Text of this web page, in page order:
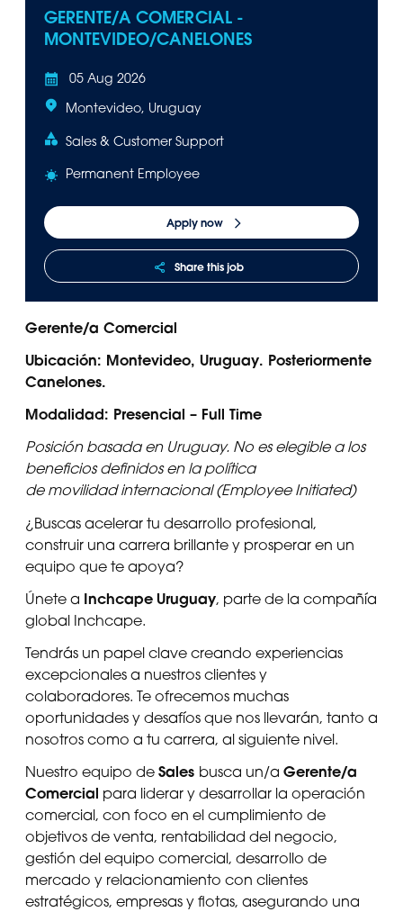
GERENTE/A COMERCIAL -
MONTEVIDEO/CANELONES
05 Aug 2026
Montevideo, Uruguay
Sales & Customer Support
Permanent Employee
Apply now
Share this job
Gerente/a Comercial
Ubicación: Montevideo, Uruguay. Posteriormente
Canelones.
Modalidad: Presencial – Full Time
Posición basada en Uruguay. No es elegible a los
beneficios definidos en la política
de movilidad internacional (Employee Initiated)
¿Buscas acelerar tu desarrollo profesional,
construir una carrera brillante y prosperar en un
equipo que te apoya?
Únete a InchcapeUruguay, parte de la compañía
global Inchcape.
Tendrás un papel clave creando experiencias
excepcionales a nuestros clientes y
colaboradores. Te ofrecemos muchas
oportunidades y desafíos que nos llevarán, tanto a
nosotros como a tu carrera, al siguiente nivel.
Nuestro equipo de Sales busca un/a Gerente/a
Comercial para liderar y desarrollar la operación
comercial, con foco en el cumplimiento de
objetivos de venta, rentabilidad del negocio,
gestión del equipo comercial, desarrollo de
mercado y relacionamiento con clientes
estratégicos, empresas y flotas, asegurando una
Panama
Peru
Puerto Rico
Djibouti
Ethiopia
Kenya